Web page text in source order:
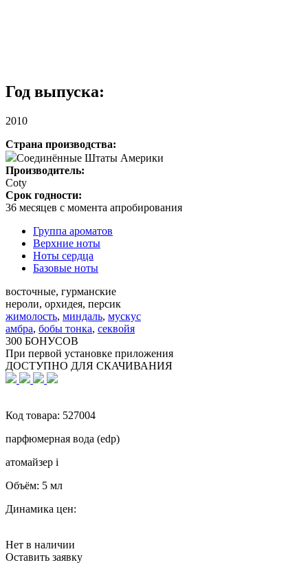
Год выпуска:
2010
Страна производства:
Соединённые Штаты Америки
Производитель:
Coty
Срок годности:
36 месяцев с момента апробирования
Группа ароматов
Верхние ноты
Ноты сердца
Базовые ноты
восточные, гурманские
нероли, орхидея, персик
жимолость, миндаль, мускус
амбра, бобы тонка, секвойя
300 БОНУСОВ
При первой установке приложения
ДОСТУПНО ДЛЯ СКАЧИВАНИЯ
Код товара: 527004
парфюмерная вода (edp)
атомайзер i
Объём: 5 мл
Динамика цен:
Нет в наличии
Оставить заявку